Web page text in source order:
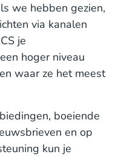
we hebben gezien,
via kanalen
je
hoger niveau
waar ze het meest
boeiende
en op
kun je